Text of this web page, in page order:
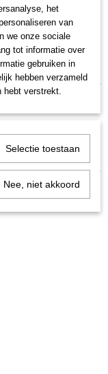
het
van
we onze sociale
tot informatie over
gebruiken in
hebben verzameld
hebt verstrekt.
Selectie toestaan
Nee, niet akkoord